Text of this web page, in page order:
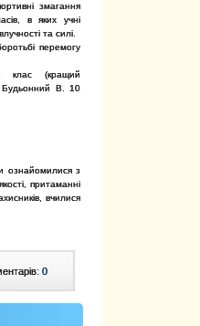
змагання
в яких учні
та силі.
перемогу
клас (кращий
Будьонний В. 10
ознайомилися з
притаманні
вчилися
0